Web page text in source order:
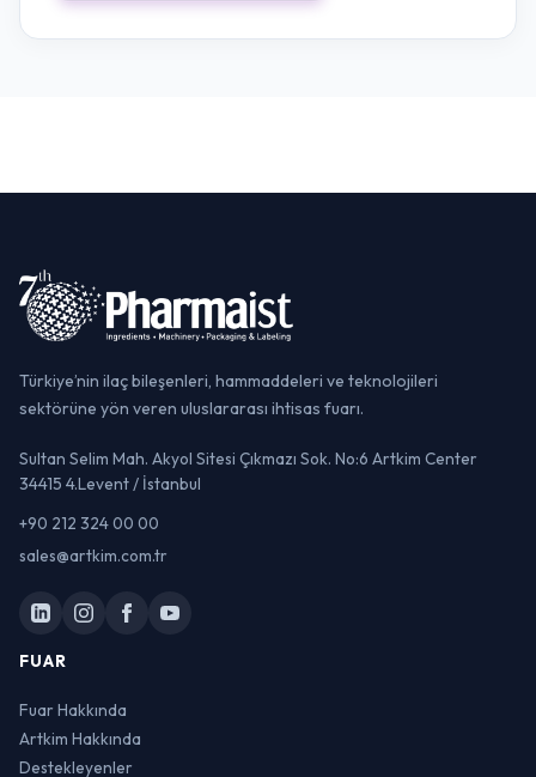
Türkiye’nin ilaç bileşenleri, hammaddeleri ve teknolojileri
sektörüne yön veren uluslararası ihtisas fuarı.
Sultan Selim Mah. Akyol Sitesi Çıkmazı Sok. No:6 Artkim Center
34415 4.Levent / İstanbul
+90 212 324 00 00
sales@artkim.com.tr
FUAR
Fuar Hakkında
Artkim Hakkında
Destekleyenler